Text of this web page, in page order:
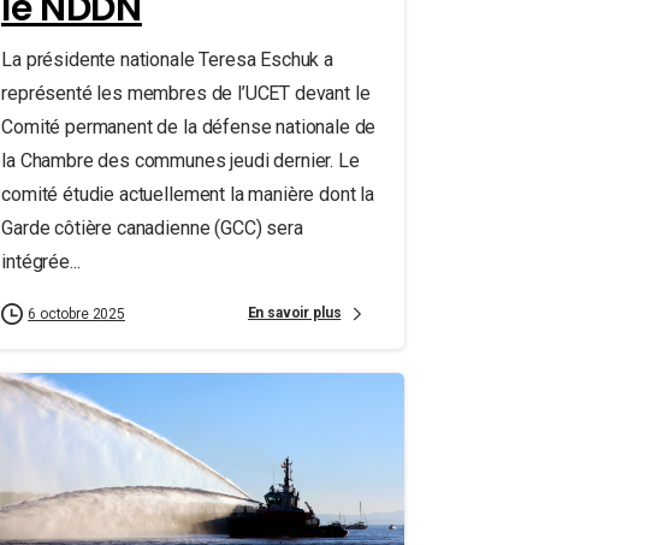
La présidente nationale Teresa Eschuk a
représenté les membres de l’UCET devant le
Comité permanent de la défense nationale de
la Chambre des communes jeudi dernier. Le
comité étudie actuellement la manière dont la
Garde côtière canadienne (GCC) sera
intégrée...
6 octobre 2025 En savoir plus